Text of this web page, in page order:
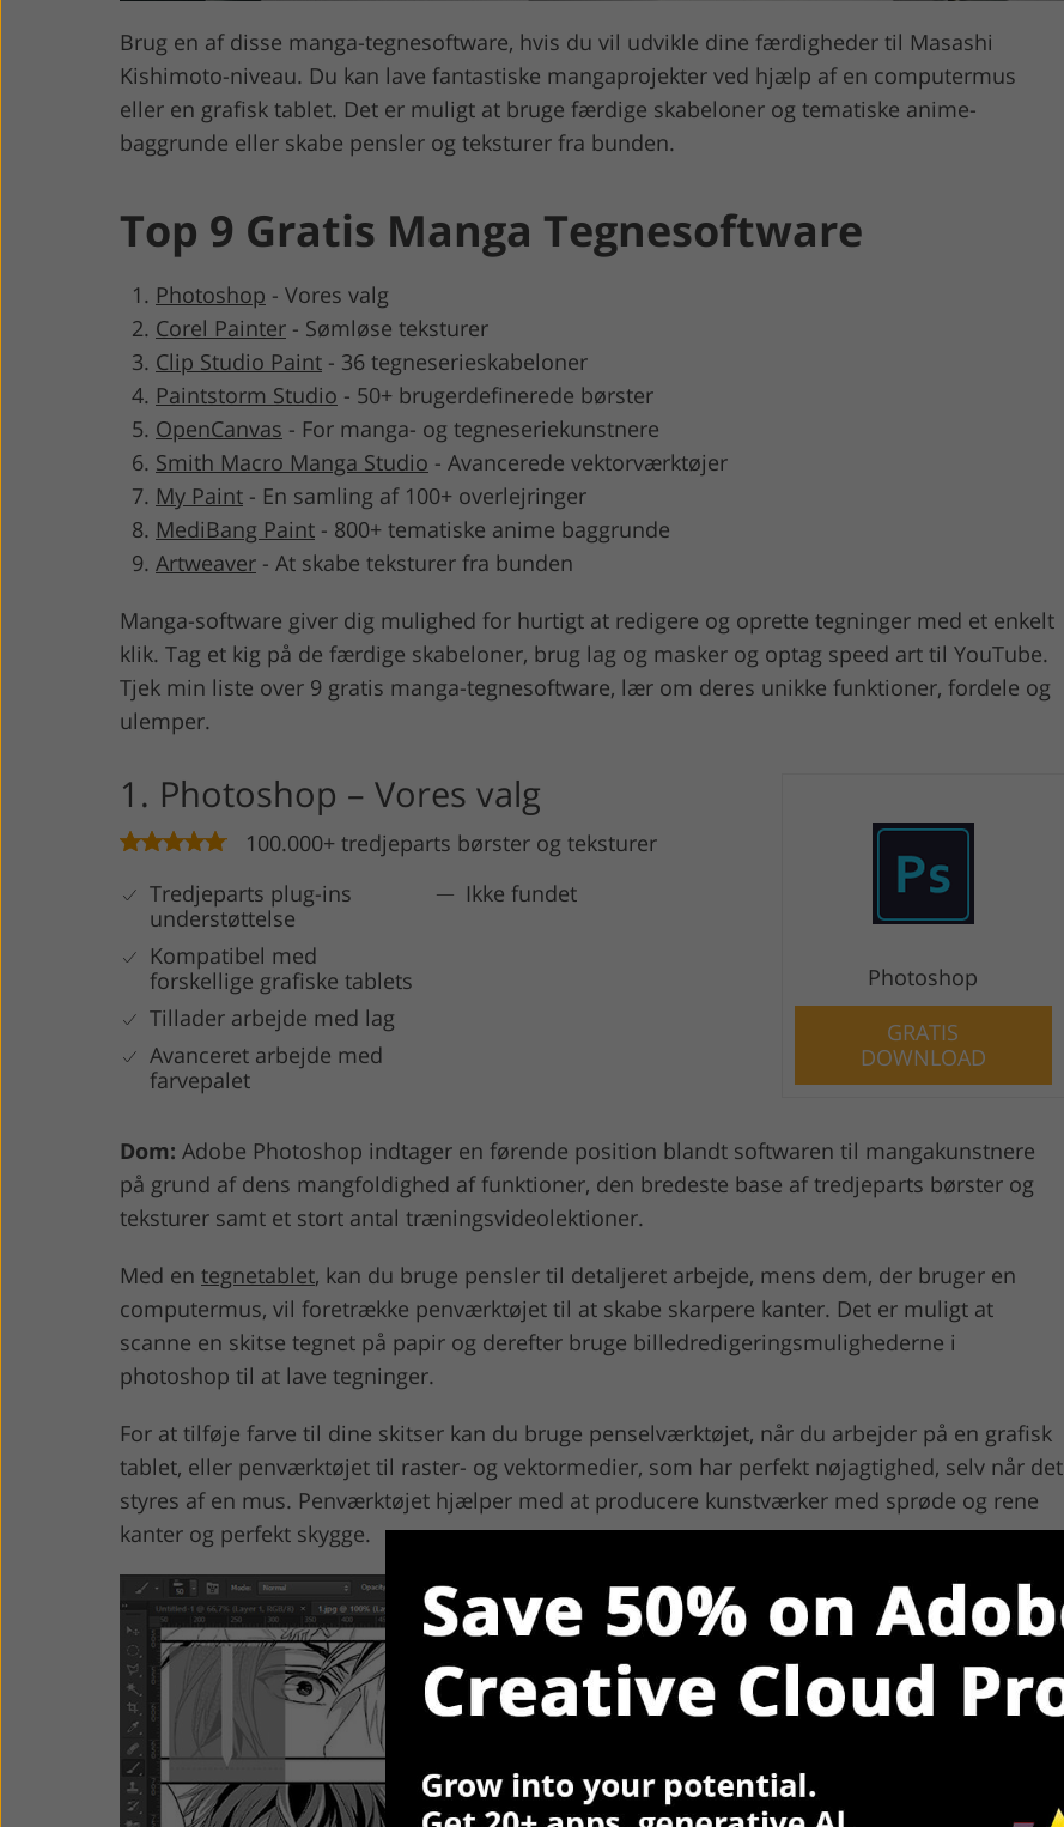
Brug en af disse manga-tegnesoftware, hvis du vil udvikle dine færdigheder til Masashi
Kishimoto-niveau. Du kan lave fantastiske mangaprojekter ved hjælp af en computermus
eller en grafisk tablet. Det er muligt at bruge færdige skabeloner og tematiske anime-
baggrunde eller skabe pensler og teksturer fra bunden.
Top 9 Gratis Manga Tegnesoftware
Photoshop - Vores valg
Corel Painter - Sømløse teksturer
Clip Studio Paint - 36 tegneserieskabeloner
Paintstorm Studio - 50+ brugerdefinerede børster
OpenCanvas - For manga- og tegneseriekunstnere
Smith Macro Manga Studio - Avancerede vektorværktøjer
My Paint - En samling af 100+ overlejringer
MediBang Paint - 800+ tematiske anime baggrunde
Artweaver - At skabe teksturer fra bunden
Manga-software giver dig mulighed for hurtigt at redigere og oprette tegninger med et enkelt
klik. Tag et kig på de færdige skabeloner, brug lag og masker og optag speed art til YouTube.
Tjek min liste over 9 gratis manga-tegnesoftware, lær om deres unikke funktioner, fordele og
ulemper.
1. Photoshop – Vores valg
100.000+ tredjeparts børster og teksturer
Tredjeparts plug-ins
understøttelse
Kompatibel med
forskellige grafiske tablets
Tillader arbejde med lag
Avanceret arbejde med
farvepalet
Ikke fundet
Photoshop
GRATIS
DOWNLOAD
Dom: Adobe Photoshop indtager en førende position blandt softwaren til mangakunstnere
på grund af dens mangfoldighed af funktioner, den bredeste base af tredjeparts børster og
teksturer samt et stort antal træningsvideolektioner.
Med en tegnetablet, kan du bruge pensler til detaljeret arbejde, mens dem, der bruger en
computermus, vil foretrække penværktøjet til at skabe skarpere kanter. Det er muligt at
scanne en skitse tegnet på papir og derefter bruge billedredigeringsmulighederne i
photoshop til at lave tegninger.
For at tilføje farve til dine skitser kan du bruge penselværktøjet, når du arbejder på en grafisk
tablet, eller penværktøjet til raster- og vektormedier, som har perfekt nøjagtighed, selv når det
styres af en mus. Penværktøjet hjælper med at producere kunstværker med sprøde og rene
kanter og perfekt skygge.